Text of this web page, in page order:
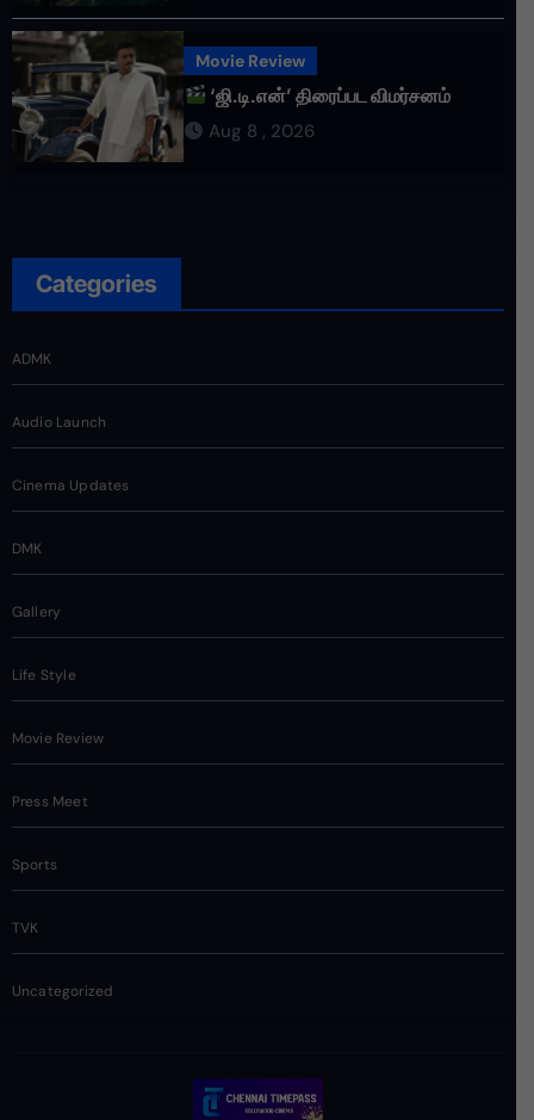
Movie Review
‘ஜி.டி.என்’ திரைப்பட விமர்சனம்
Aug 8 , 2026
Categories
ADMK
Audio Launch
Cinema Updates
DMK
Gallery
Life Style
Movie Review
Press Meet
Sports
TVK
Uncategorized